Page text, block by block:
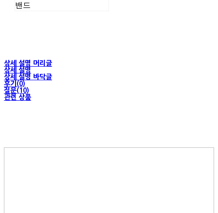
밴드
상세 설명 머리글
상세 설명
상세 설명 바닥글
후기(0)
질문(10)
관련 상품